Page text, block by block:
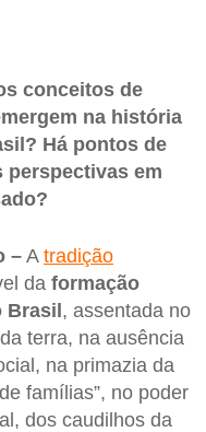
conceitos de
na história
Há pontos de
perspectivas em
– A tradição
da formação
Brasil, assentada no
terra, na ausência
na primazia da
famílias”, no poder
dos caudilhos da